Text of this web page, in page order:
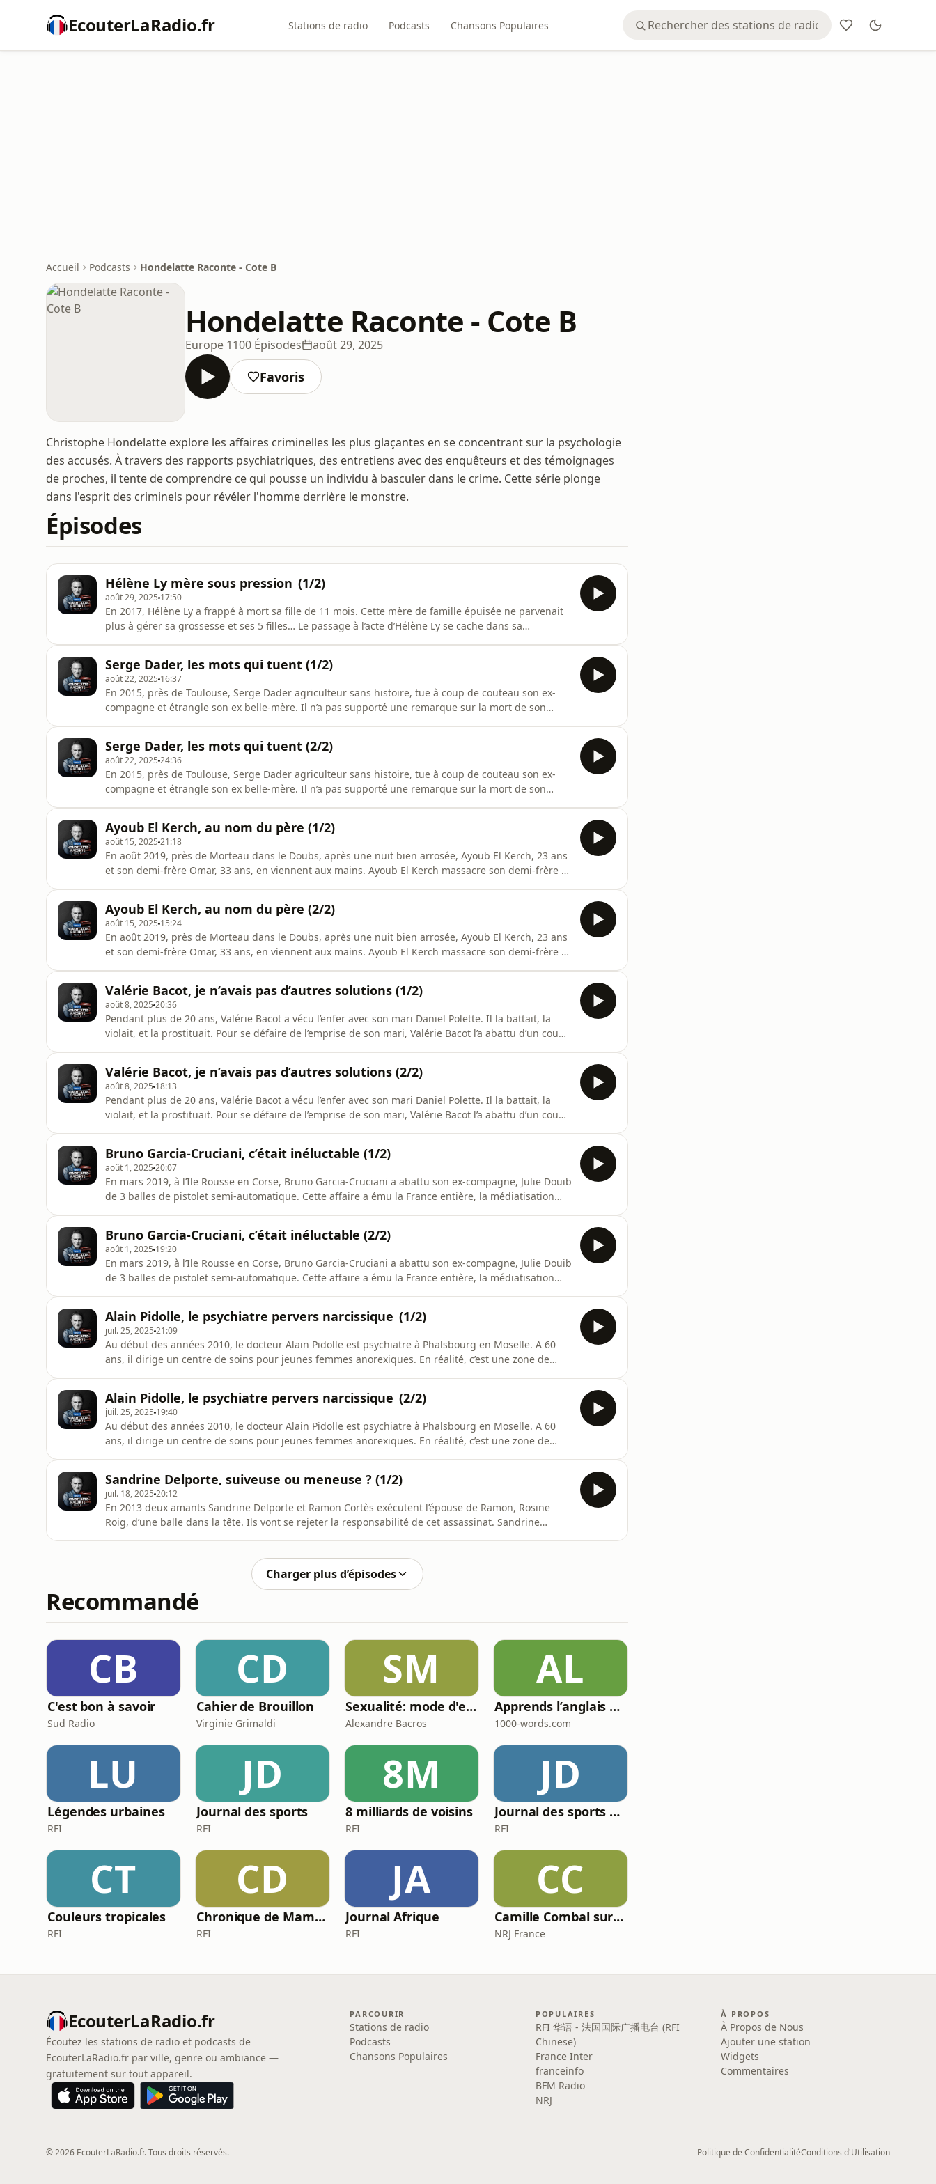
EcouterLaRadio.fr Stations de radio Podcasts Chansons Populaires
Accueil Podcasts Hondelatte Raconte - Cote B
Hondelatte Raconte - Cote B
Europe 1100 Épisodes août 29, 2025
Favoris
Christophe Hondelatte explore les affaires criminelles les plus glaçantes en se concentrant sur la psychologie
des accusés. À travers des rapports psychiatriques, des entretiens avec des enquêteurs et des témoignages
de proches, il tente de comprendre ce qui pousse un individu à basculer dans le crime. Cette série plonge
dans l'esprit des criminels pour révéler l'homme derrière le monstre.
Épisodes
Hélène Ly mère sous pression (1/2)
août 29, 2025 17:50
En 2017, Hélène Ly a frappé à mort sa fille de 11 mois. Cette mère de famille épuisée ne parvenait
plus à gérer sa grossesse et ses 5 filles… Le passage à l’acte d’Hélène Ly se cache dans sa
Serge Dader, les mots qui tuent (1/2)
août 22, 2025 16:37
En 2015, près de Toulouse, Serge Dader agriculteur sans histoire, tue à coup de couteau son ex-
compagne et étrangle son ex belle-mère. Il n’a pas supporté une remarque sur la mort de son
Serge Dader, les mots qui tuent (2/2)
août 22, 2025 24:36
En 2015, près de Toulouse, Serge Dader agriculteur sans histoire, tue à coup de couteau son ex-
compagne et étrangle son ex belle-mère. Il n’a pas supporté une remarque sur la mort de son
Ayoub El Kerch, au nom du père (1/2)
août 15, 2025 21:18
En août 2019, près de Morteau dans le Doubs, après une nuit bien arrosée, Ayoub El Kerch, 23 ans
et son demi-frère Omar, 33 ans, en viennent aux mains. Ayoub El Kerch massacre son demi-frère à
Audiomea
Ayoub El Kerch, au nom du père (2/2)
août 15, 2025 15:24
En août 2019, près de Morteau dans le Doubs, après une nuit bien arrosée, Ayoub El Kerch, 23 ans
et son demi-frère Omar, 33 ans, en viennent aux mains. Ayoub El Kerch massacre son demi-frère à
Audiomea
Valérie Bacot, je n’avais pas d’autres solutions (1/2)
août 8, 2025 20:36
Pendant plus de 20 ans, Valérie Bacot a vécu l’enfer avec son mari Daniel Polette. Il la battait, la
violait, et la prostituait. Pour se défaire de l’emprise de son mari, Valérie Bacot l’a abattu d’un coup
Valérie Bacot, je n’avais pas d’autres solutions (2/2)
août 8, 2025 18:13
Pendant plus de 20 ans, Valérie Bacot a vécu l’enfer avec son mari Daniel Polette. Il la battait, la
violait, et la prostituait. Pour se défaire de l’emprise de son mari, Valérie Bacot l’a abattu d’un coup
Bruno Garcia-Cruciani, c’était inéluctable (1/2)
août 1, 2025 20:07
En mars 2019, à l’Ile Rousse en Corse, Bruno Garcia-Cruciani a abattu son ex-compagne, Julie Douib
de 3 balles de pistolet semi-automatique. Cette affaire a ému la France entière, la médiatisation
d'informations.
Bruno Garcia-Cruciani, c’était inéluctable (2/2)
août 1, 2025 19:20
En mars 2019, à l’Ile Rousse en Corse, Bruno Garcia-Cruciani a abattu son ex-compagne, Julie Douib
de 3 balles de pistolet semi-automatique. Cette affaire a ému la France entière, la médiatisation
d'informations.
Alain Pidolle, le psychiatre pervers narcissique (1/2)
juil. 25, 2025 21:09
Au début des années 2010, le docteur Alain Pidolle est psychiatre à Phalsbourg en Moselle. A 60
ans, il dirige un centre de soins pour jeunes femmes anorexiques. En réalité, c’est une zone de
fanfaronne. Lui,
Alain Pidolle, le psychiatre pervers narcissique (2/2)
juil. 25, 2025 19:40
Au début des années 2010, le docteur Alain Pidolle est psychiatre à Phalsbourg en Moselle. A 60
ans, il dirige un centre de soins pour jeunes femmes anorexiques. En réalité, c’est une zone de
fanfaronne. Lui,
Sandrine Delporte, suiveuse ou meneuse ? (1/2)
juil. 18, 2025 20:12
En 2013 deux amants Sandrine Delporte et Ramon Cortès exécutent l’épouse de Ramon, Rosine
Roig, d’une balle dans la tête. Ils vont se rejeter la responsabilité de cet assassinat. Sandrine
Charger plus d’épisodes
Recommandé
CB
C'est bon à savoir
Sud Radio
CD
Cahier de Brouillon
Virginie Grimaldi
SM
Sexualité: mode d'emploi
Alexandre Bacros
AL
Apprends l’anglais 🇬🇧 pendant ton sommeil 😴 1000 phrases pour débutants | avec 1000-words.com
1000-words.com
LU
Légendes urbaines
RFI
JD
Journal des sports
RFI
8M
8 milliards de voisins
RFI
JD
Journal des sports Afrique
RFI
CT
Couleurs tropicales
RFI
CD
Chronique de Mamane
RFI
JA
Journal Afrique
RFI
CC
Camille Combal sur NRJ
NRJ France
EcouterLaRadio.fr
Écoutez les stations de radio et podcasts de
EcouterLaRadio.fr par ville, genre ou ambiance —
gratuitement sur tout appareil.
PARCOURIR
Stations de radio
Podcasts
Chansons Populaires
POPULAIRES
RFI 华语 - 法国国际广播电台 (RFI
Chinese)
France Inter
franceinfo
BFM Radio
NRJ
À PROPOS
À Propos de Nous
Ajouter une station
Widgets
Commentaires
© 2026 EcouterLaRadio.fr. Tous droits réservés. Politique de ConfidentialitéConditions d'Utilisation